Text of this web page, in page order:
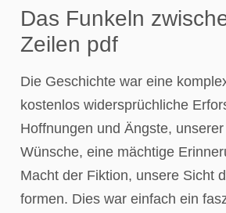
Das Funkeln
Zeilen pdf
Die Geschichte war eine
kostenlos widersprüchliche
Hoffnungen und Ängste,
Wünsche, eine mächtige
Macht der Fiktion, unsere Sicht
formen. Dies war einfach ein